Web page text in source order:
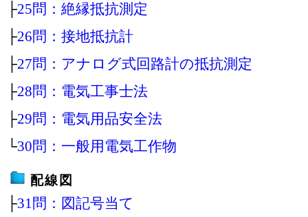
├25問：絶縁抵抗測定
├26問：接地抵抗計
├27問：アナログ式回路計の抵抗測定
├28問：電気工事士法
├29問：電気用品安全法
└30問：一般用電気工作物
配線図
├31問：図記号当て